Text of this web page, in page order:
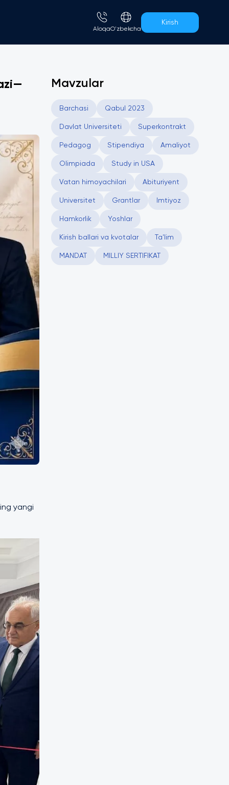
AloqaO'zbekcha
Kirish
yangi
Mavzular
Barchasi Qabul 2023
Davlat Universiteti Superkontrakt
Pedagog Stipendiya Amaliyot
Olimpiada Study in USA
Vatan himoyachilari Аbituriyent
Universitet Grantlar Imtiyoz
Hamkorlik Yoshlar
Kirish ballari va kvotalar Ta'lim
MANDAT MILLIY SERTIFIKAT